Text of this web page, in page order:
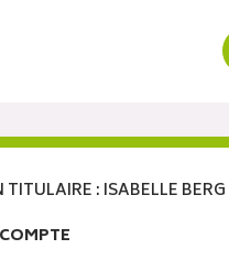
panier
: ISABELLE BERG
COMPTE